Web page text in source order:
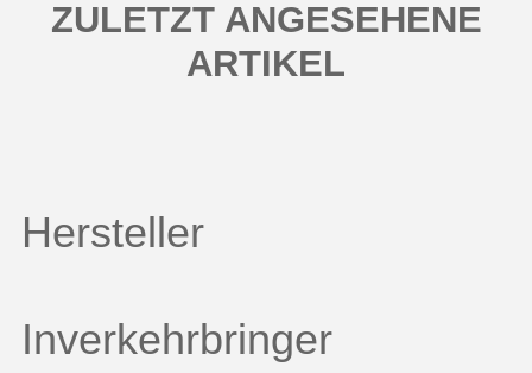
ZULETZT ANGESEHENE
ARTIKEL
Hersteller
Inverkehrbringer